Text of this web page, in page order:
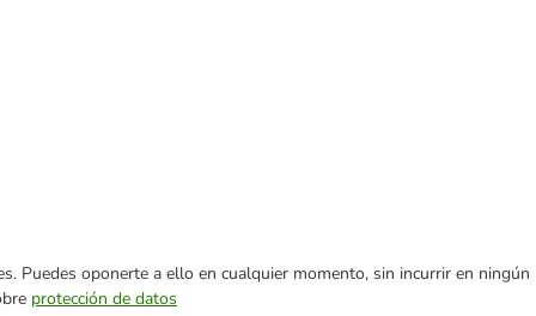
Puedes oponerte a ello en cualquier momento, sin incurrir en ningún
protección de datos